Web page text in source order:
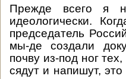
Прежде всего я
идеологически.
председатель
мы-де создали
почву из-под ног
сядут и напишут,